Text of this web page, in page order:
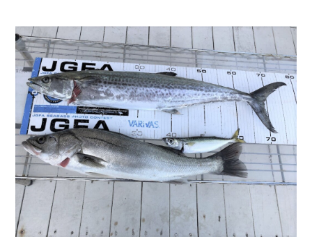
採用情報
Recruit
リンク集
Link